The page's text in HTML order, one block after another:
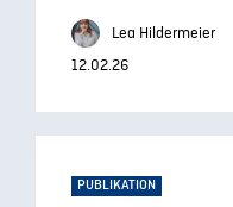
Lea Hildermeier
12.02.26
PUBLIKATION